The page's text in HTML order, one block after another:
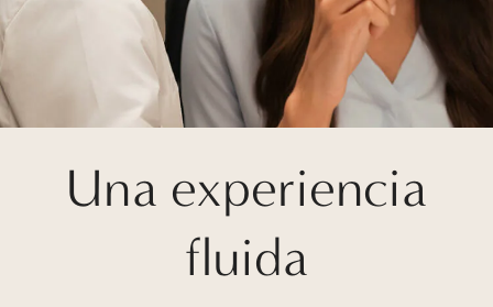
Una experiencia
fluida